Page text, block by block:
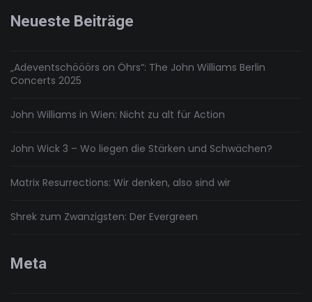
Death
Neueste Beiträge
„Adeventschööörs on Öhrs“: The John Williams Berlin
Concerts 2025
John Williams in Wien: Nicht zu alt für Action
John Wick 3 – Wo liegen die Stärken und Schwächen?
Matrix Resurrections: Wir denken, also sind wir
Shrek zum Zwanzigsten: Der Evergreen
Meta